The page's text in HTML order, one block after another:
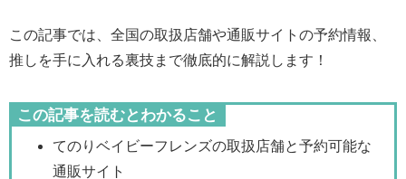
この記事では、全国の取扱店舗や通販サイトの予約情報、
推しを手に入れる裏技まで徹底的に解説します！
この記事を読むとわかること
てのりベイビーフレンズの取扱店舗と予約可能な
通販サイト